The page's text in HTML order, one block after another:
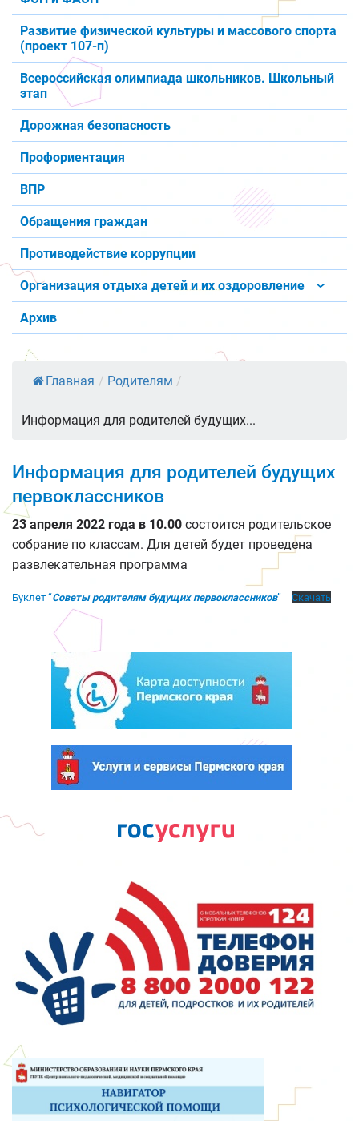
Развитие физической культуры и массового спорта
(проект 107-п)
Всероссийская олимпиада школьников. Школьный
этап
Дорожная безопасность
Профориентация
ВПР
Обращения граждан
Противодействие коррупции
Организация отдыха детей и их оздоровление
Архив
Главная / Родителям /
Информация для родителей будущих...
Информация для родителей будущих
первоклассников
23 апреля 2022 года в 10.00 состоится родительское
собрание по классам. Для детей будет проведена
развлекательная программа
Буклет “Советы родителям будущих первоклассников” Скачать